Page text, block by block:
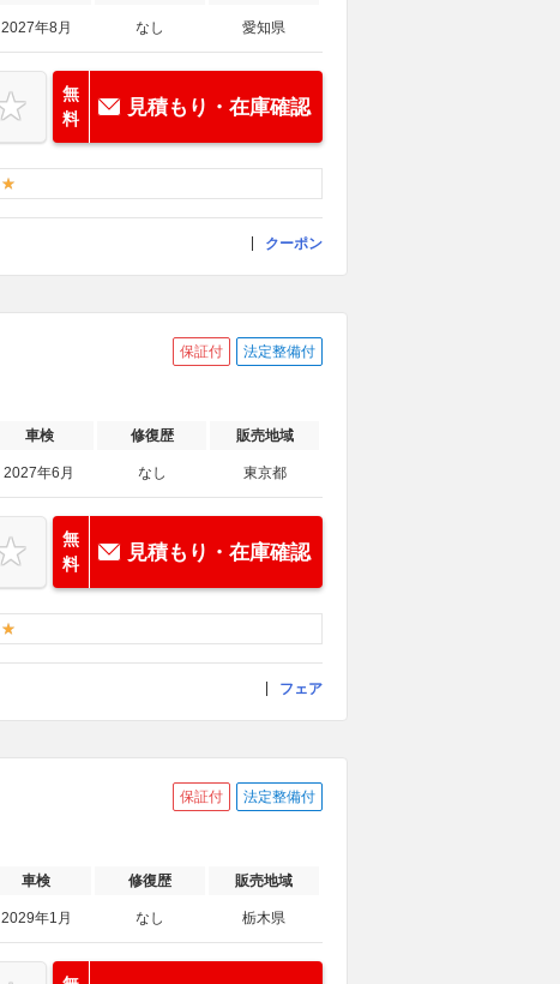
2027年8月 なし 愛知県
無
料
見積もり・在庫確認
クーポン
保証付 法定整備付
車検 修復歴 販売地域
2027年6月 なし 東京都
無
料
見積もり・在庫確認
フェア
保証付 法定整備付
車検 修復歴 販売地域
2029年1月 なし 栃木県